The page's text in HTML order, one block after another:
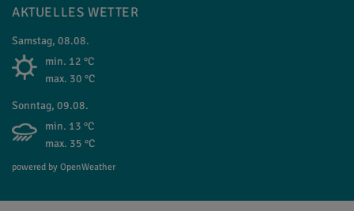
AKTUELLES WETTER
Samstag, 08.08.
min. 12 °C
max. 30 °C
Sonntag, 09.08.
min. 13 °C
max. 35 °C
powered by OpenWeather